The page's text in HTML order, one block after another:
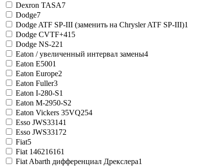
Dexron TASA7
Dodge7
Dodge ATF SP-III (заменить на Chrysler ATF SP-III)1
Dodge CVTF+415
Dodge NS-221
Eaton / увеличенный интервал замены4
Eaton E5001
Eaton Europe2
Eaton Fuller3
Eaton I-280-S1
Eaton M-2950-S2
Eaton Vickers 35VQ254
Esso JWS33141
Esso JWS33172
Fiat5
Fiat 146216161
Fiat Abarth дифференциал Дрекслера1